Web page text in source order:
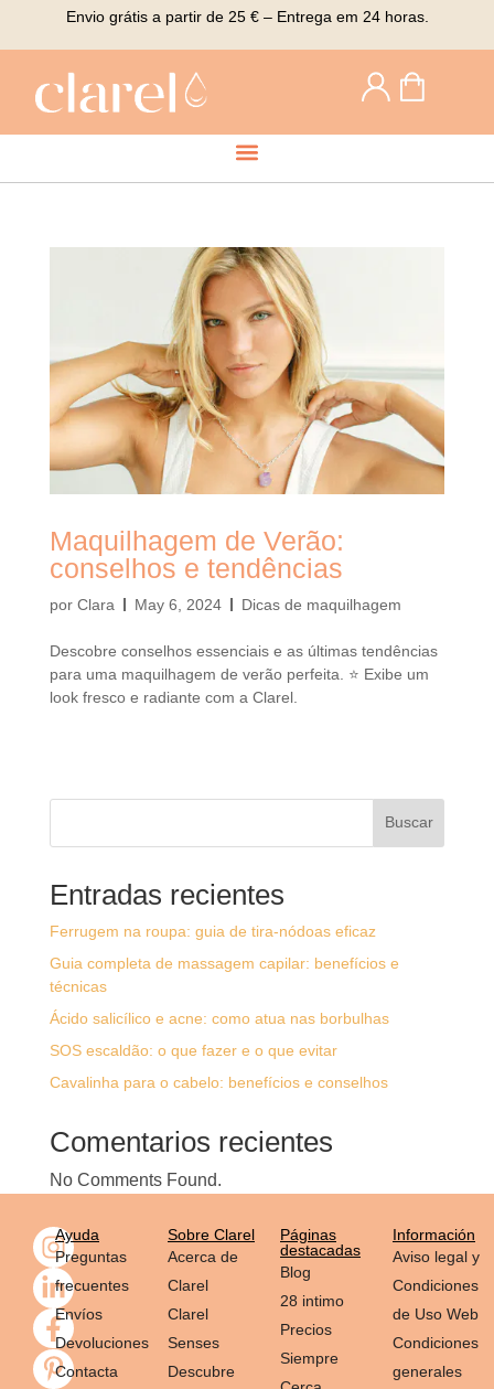
Envio grátis a partir de 25 € – Entrega em 24 horas.
Maquilhagem de Verão:
conselhos e tendências
porClara May 6, 2024 Dicas de maquilhagem
Descobre conselhos essenciais e as últimas tendências
para uma maquilhagem de verão perfeita. ⭐ Exibe um
look fresco e radiante com a Clarel.
Buscar
Entradas recientes
Ferrugem na roupa: guia de tira-nódoas eficaz
Guia completa de massagem capilar: benefícios e
técnicas
Ácido salicílico e acne: como atua nas borbulhas
SOS escaldão: o que fazer e o que evitar
Cavalinha para o cabelo: benefícios e conselhos
Comentarios recientes
No Comments Found.
Ayuda
Preguntas
frecuentes
Envíos
Devoluciones
Contacta
Sobre Clarel
Acerca de
Clarel
Clarel
Senses
Descubre
Páginas
destacadas
Blog
28 intimo
Precios
Siempre
Información
Aviso legal y
Condiciones
de Uso Web
Condiciones
generales